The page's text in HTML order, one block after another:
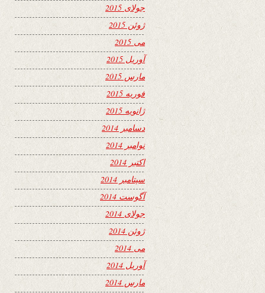
جولای 2015
ژوئن 2015
می 2015
آوریل 2015
مارس 2015
فوریه 2015
ژانویه 2015
دسامبر 2014
نوامبر 2014
اکتبر 2014
سپتامبر 2014
آگوست 2014
جولای 2014
ژوئن 2014
می 2014
آوریل 2014
مارس 2014